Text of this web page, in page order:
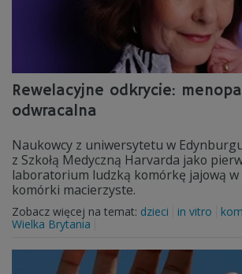
Rewelacyjne odkrycie:
odwracalna
Naukowcy z uniwersytetu w
z Szkołą Medyczną Harvarda jako
laboratorium ludzką komórkę jajową w
komórki macierzyste.
Zobacz więcej na temat: dzieci in vitro
Wielka Brytania